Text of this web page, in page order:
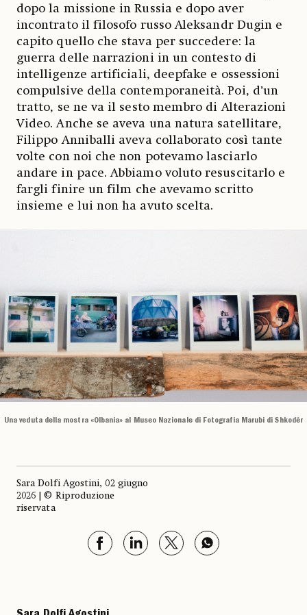
dopo la missione in Russia e dopo aver
incontrato il filosofo russo Aleksandr Dugin e
capito quello che stava per succedere: la
guerra delle narrazioni in un contesto di
intelligenze artificiali, deepfake e ossessioni
compulsive della contemporaneità. Poi, d’un
tratto, se ne va il sesto membro di Alterazioni
Video. Anche se aveva una natura satellitare,
Filippo Anniballi aveva collaborato così tante
volte con noi che non potevamo lasciarlo
andare in pace. Abbiamo voluto resuscitarlo e
fargli finire un film che avevamo scritto
insieme e lui non ha avuto scelta.
Una veduta della mostra «Olbania» al Museo Nazionale di Fotografia Marubi di Shkodër
Sara Dolfi Agostini, 02 giugno
2026 | © Riproduzione
riservata